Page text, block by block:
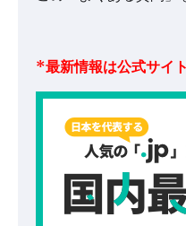
*最新情報は公式サ